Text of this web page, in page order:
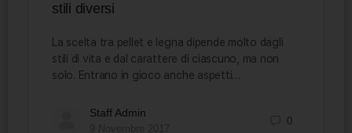
stili diversi
La scelta tra pellet e legna dipende molto dagli
stili di vita e dal carattere di ciascuno, ma non
solo. Entrano in gioco anche aspetti…
Staff Admin
0